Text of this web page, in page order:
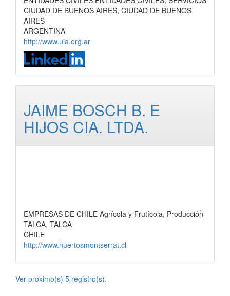
CIUDAD DE BUENOS AIRES, CIUDAD DE BUENOS
AIRES
ARGENTINA
http://www.uia.org.ar
JAIME BOSCH B. E
HIJOS CIA. LTDA.
EMPRESAS DE CHILE Agrícola y Frutícola, Producción
TALCA, TALCA
CHILE
http://www.huertosmontserrat.cl
Ver próximo(s) 5 registro(s).